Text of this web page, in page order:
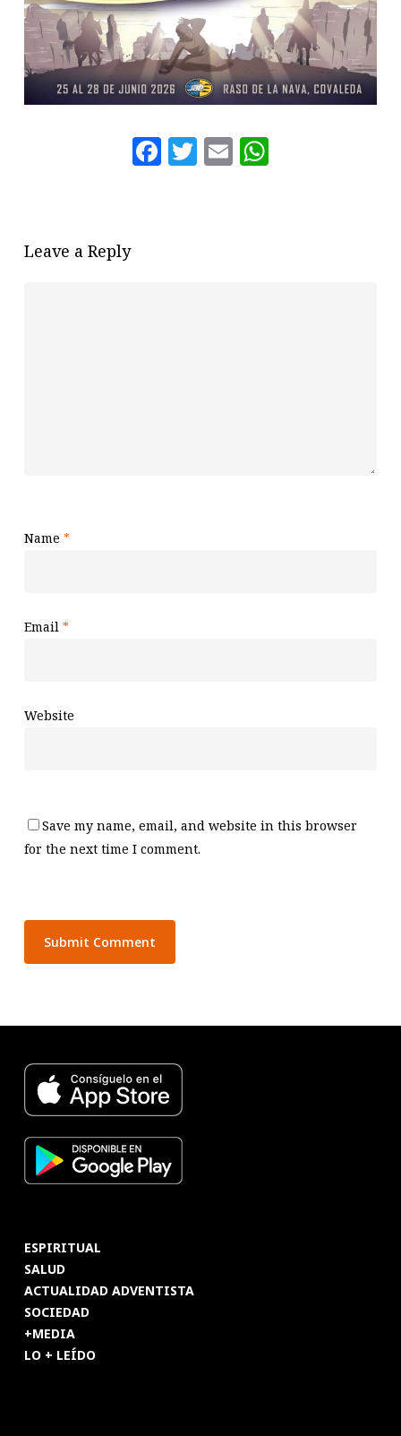
Facebook
Twitter
Email
Leave a Reply
Name *
Email *
Website
Save my name, email, and website in this browser
for the next time I comment.
ESPIRITUAL
SALUD
ACTUALIDAD ADVENTISTA
SOCIEDAD
+MEDIA
LO + LEÍDO